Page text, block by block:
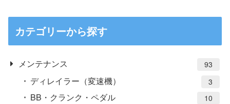
カテゴリーから探す
メンテナンス 93
ディレイラー（変速機） 3
BB・クランク・ペダル 10